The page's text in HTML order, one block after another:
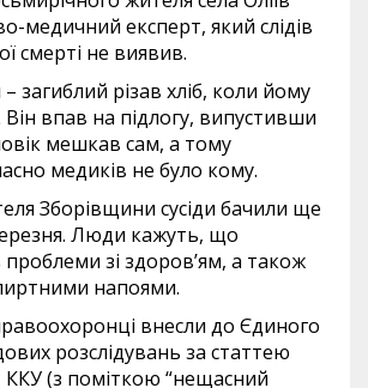
медичний експерт, який слідів
смерті не виявив.
загиблий різав хліб, коли йому
Він впав на підлогу, випустивши
мешкав сам, а тому
медиків не було кому.
Зборівщини сусіди бачили ще
Люди кажуть, що
зі здоров’ям, а також
напоями.
внесли до Єдиного
розслідувань за статтею
ККУ (з поміткою “нещасний